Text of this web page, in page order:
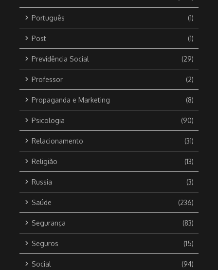
Português (1)
Post (1)
Previdência Social (29)
Professor (2)
Propaganda e Marketing (8)
Psicologia (90)
Relacionamento (31)
Religião (13)
Russia (3)
Saúde (236)
Segurança (83)
Seguros (15)
Social (94)